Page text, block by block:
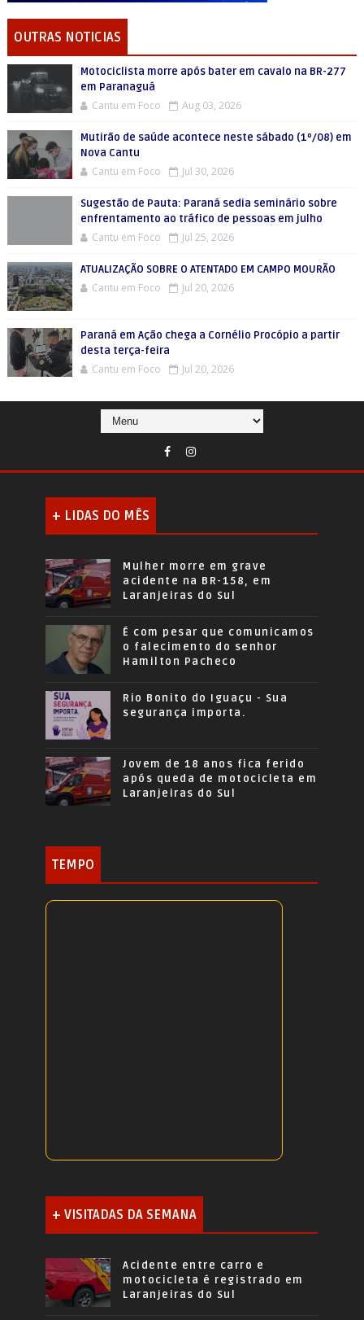
OUTRAS NOTICIAS
Motociclista morre após bater em cavalo na BR-277
em Paranaguá
Cantu em Foco Aug 03, 2026
Mutirão de saúde acontece neste sábado (1º/08) em
Nova Cantu
Cantu em Foco Jul 30, 2026
Sugestão de Pauta: Paraná sedia seminário sobre
enfrentamento ao tráfico de pessoas em julho
Cantu em Foco Jul 25, 2026
ATUALIZAÇÃO SOBRE O ATENTADO EM CAMPO MOURÃO
Cantu em Foco Jul 20, 2026
Paraná em Ação chega a Cornélio Procópio a partir
desta terça-feira
Cantu em Foco Jul 20, 2026
+ LIDAS DO MÊS
Mulher morre em grave
acidente na BR-158, em
Laranjeiras do Sul
É com pesar que comunicamos
o falecimento do senhor
Hamilton Pacheco
Rio Bonito do Iguaçu - Sua
segurança importa.
Jovem de 18 anos fica ferido
após queda de motocicleta em
Laranjeiras do Sul
TEMPO
+ VISITADAS DA SEMANA
Acidente entre carro e
motocicleta é registrado em
Laranjeiras do Sul